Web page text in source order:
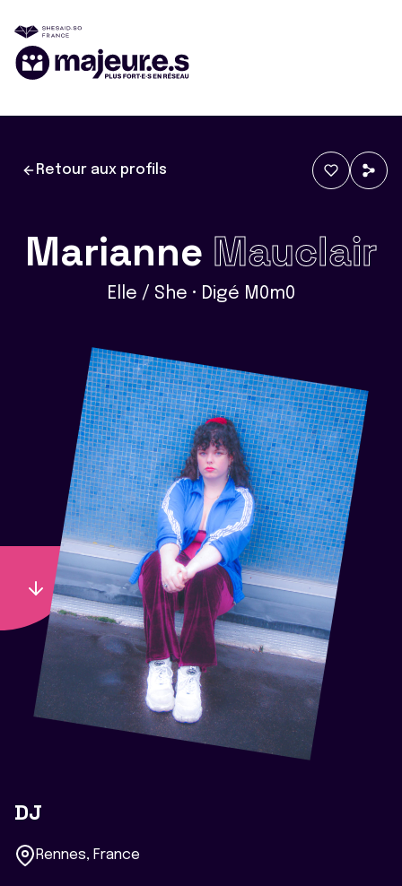
Retour aux profils
Marianne Mauclair
Elle / She • Digé M0m0
DJ
Rennes, France